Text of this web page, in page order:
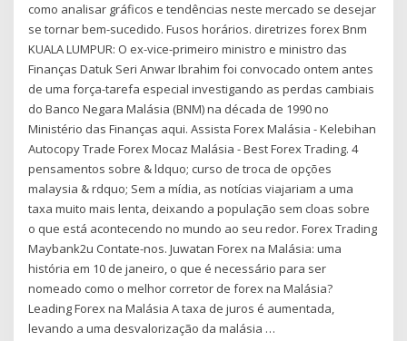
como analisar gráficos e tendências neste mercado se desejar
se tornar bem-sucedido. Fusos horários. diretrizes forex Bnm
KUALA LUMPUR: O ex-vice-primeiro ministro e ministro das
Finanças Datuk Seri Anwar Ibrahim foi convocado ontem antes
de uma força-tarefa especial investigando as perdas cambiais
do Banco Negara Malásia (BNM) na década de 1990 no
Ministério das Finanças aqui. Assista Forex Malásia - Kelebihan
Autocopy Trade Forex Mocaz Malásia - Best Forex Trading. 4
pensamentos sobre & ldquo; curso de troca de opções
malaysia & rdquo; Sem a mídia, as notícias viajariam a uma
taxa muito mais lenta, deixando a população sem cloas sobre
o que está acontecendo no mundo ao seu redor. Forex Trading
Maybank2u Contate-nos. Juwatan Forex na Malásia: uma
história em 10 de janeiro, o que é necessário para ser
nomeado como o melhor corretor de forex na Malásia?
Leading Forex na Malásia A taxa de juros é aumentada,
levando a uma desvalorização da malásia …